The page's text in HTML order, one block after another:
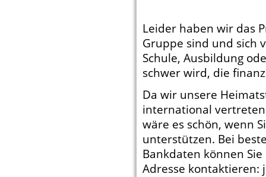
Leider haben wir das
Gruppe sind und sich
Schule, Ausbildung
schwer wird, die
Da wir unsere
international
wäre es schön, wenn
unterstützen. Bei
Bankdaten können
Adresse kontaktieren: